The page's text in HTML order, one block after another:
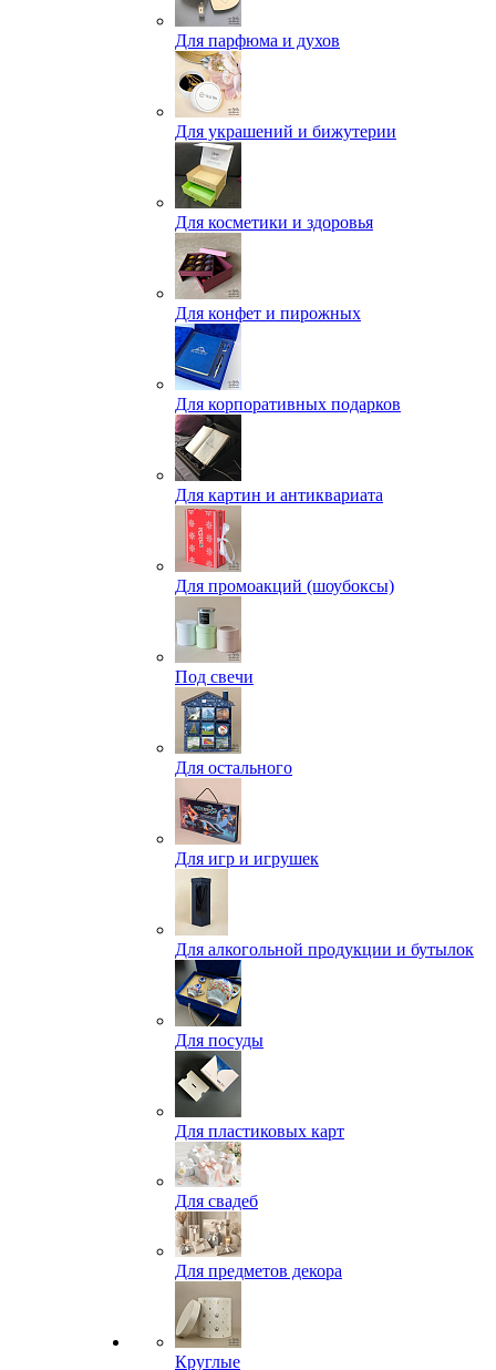
Для парфюма и духов
Для украшений и бижутерии
Для косметики и здоровья
Для конфет и пирожных
Для корпоративных подарков
Для картин и антиквариата
Для промоакций (шоубоксы)
Под свечи
Для остального
Для игр и игрушек
Для алкогольной продукции и бутылок
Для посуды
Для пластиковых карт
Для свадеб
Для предметов декора
Круглые